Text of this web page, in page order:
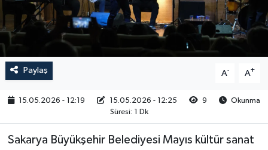
Paylaş A- A+
15.05.2026 - 12:19 15.05.2026 - 12:25 9
Okunma
Süresi: 1 Dk
Sakarya Büyükşehir Belediyesi Mayıs kültür sanat
RESMİ İLAN